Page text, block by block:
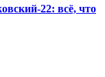
22: всё, что